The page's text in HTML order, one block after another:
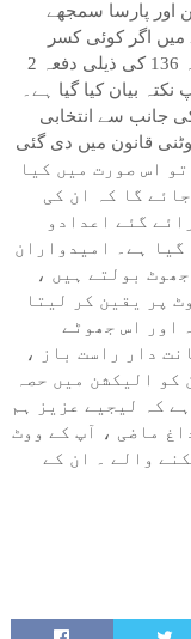
اور پارسا سمجھے
میں اگر کوئی کسر
باقی رہ گئی تھی تو وہ الیکشن ایکٹ کی دفعہ 136 کی ذیلی دفعہ 2
بیان کیا گیا ہے۔
کی جانب سے انتخابی
قانون میں دی گئی
تو اس صورت میں کیا
گا کہ ان کی
گئے اعدادو
ہے۔ امیدواران
بولتے ہیں ،
پر یقین کر لیتا
اور اس جھوٹے
دار راست باز ،
الیکشن میں حصہ
کہ لیجیے عزیز ہم
ماضی ، آپ کے ووٹ
والے ۔ ان کے